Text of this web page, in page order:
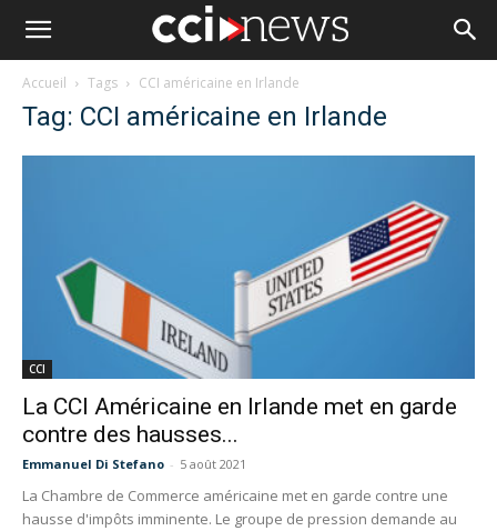
Accueil Tags CCI américaine en Irlande
Tag: CCI américaine en Irlande
CCI
La CCI Américaine en Irlande met en garde
contre des hausses...
Emmanuel Di Stefano - 5 août 2021
La Chambre de Commerce américaine met en garde contre une
hausse d'impôts imminente. Le groupe de pression demande au